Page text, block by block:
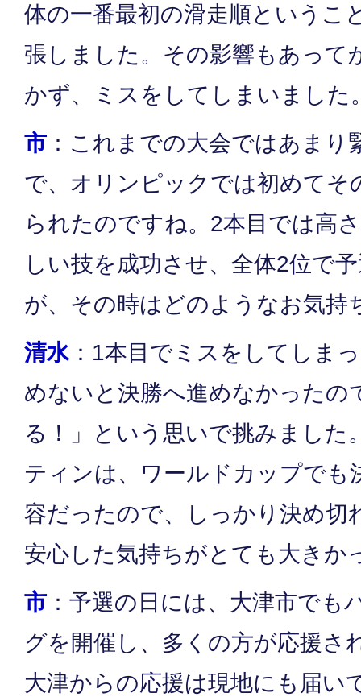
体の一番最初の滑走順というこ
張しました。その影響もあって
かず、ミスをしてしまいました
市 ：これまでの大会ではあまり
で、オリンピックでは初めてそ
られたのですね。2本目では高
しい技を成功させ、全体2位で
が、その時はどのようなお気持
清水：1本目でミスをしてしま
めないと決勝へ進めなかったの
る！」という思いで挑みました
ティンは、ワールドカップでも
容だったので、しっかり決め切
安心した気持ちがとても大きか
市 ：予選の日には、大津市でも
グを開催し、多くの方が応援さ
大津からの応援は現地にも届い